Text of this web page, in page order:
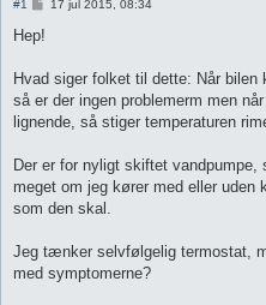
#1
g
17 jul 2015, 08:34
Hep!
Hvad siger folket til dette: Når bilen
så er der ingen problemerm men
lignende, så stiger temperaturen
Der er for nyligt skiftet
meget om jeg kører med eller
som den skal.
Jeg tænker selvfølgelig termostat,
med symptomerne?